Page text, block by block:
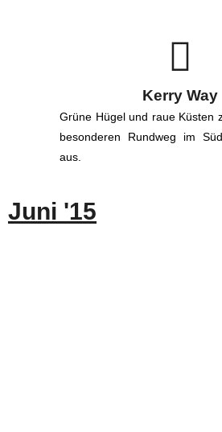
Kerry Way
Grüne Hügel und raue Küsten
besonderen Rundweg im
aus.
Juni '15